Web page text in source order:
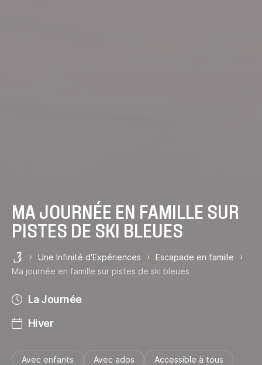
MA JOURNÉE EN FAMILLE SUR
PISTES DE SKI BLEUES
Les 3 Vallées
Une Infinité d'Expériences
Escapade en famille
Ma journée en famille sur pistes de ski bleues
La Journée
Hiver
Avec enfants Avec ados
Accessible à tous